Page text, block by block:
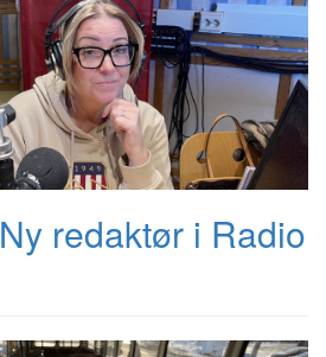
Ny redaktør i Radio